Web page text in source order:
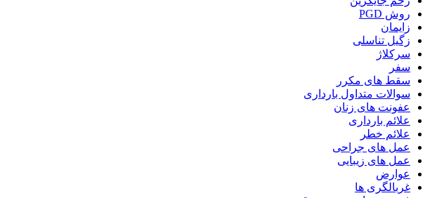
روش PGD
زایمان
زگیل تناسلی
سرکلاژ
سفر
سقط های مکرر
سوالات متداول بارداری
عفونت های زنان
علائم بارداری
علائم خطر
عمل های جراحی
عمل های زیبایی
عوارض
غربالگری ها